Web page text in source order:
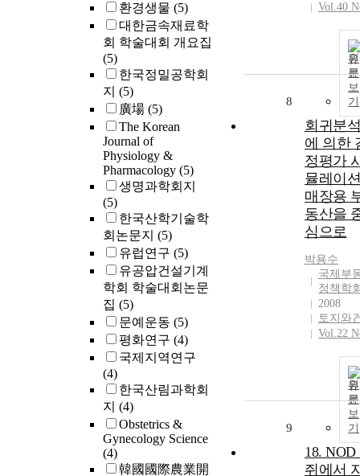
환경생물 (5)
대한금속재료학
회 학술대회 개요집
(5)
한국정밀공학회
지 (5)
廣場 (5)
The Korean
Journal of
Physiology &
Pharmacology (5)
생명과학회지
(5)
한국산학기술학
회논문지 (5)
유럽연구 (5)
유공압건설기계
학회 학술대회논문
집 (5)
문예운동 (5)
평화연구 (4)
국제지역연구
(4)
한국산림과학회
지 (4)
Obstetrics &
Gynecology Science
(4)
韓國國際農業開
Vol.40
원
문
보
기
8
회귀분석
에 의한
정평가
뮬레이
매장용
동산을
심으로
박용수
국제부
정책학
2008
토지와
Vol.22
원
문
보
기
9
18. NOD
쥐에서